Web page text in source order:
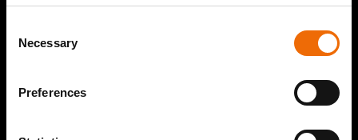
Selection
Necessary
Preferences